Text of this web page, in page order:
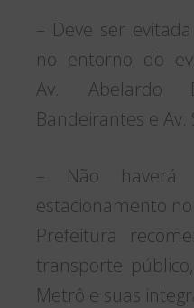
– Deve ser
no entorno do
Av. Abelardo
Bandeirantes e
– Não haverá
estacionamento
Prefeitura
transporte
Metrô e suas